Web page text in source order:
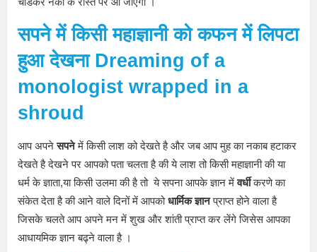
सपनेमें किसी महाज्ञानी को कफन में लिपटा
हुआ देखना Dreaming of a
monologist wrapped in a
shroud
आप अपनेसपनेमें किसी लाश को देखते है और जब आप मुह का नकाब हटाकर
देखते है देखने पर आपको पता चलता है की ये लाश तो किसी महाज्ञानी की या
धर्म के ज्ञाता,या किसी उलमा की है तो ये सपना आपके ज्ञान मेंवर्धीकरणे का
संकेत देता है की आने वाले दिनों में आपकोधार्मिक ज्ञानप्राप्त होने वाला है
जिसके चलते आप अपने मन में शुख और शांती प्राप्त कर लेंगे जिसेस आपका
आधायमिक ज्ञान बढ्ने वाला है ।